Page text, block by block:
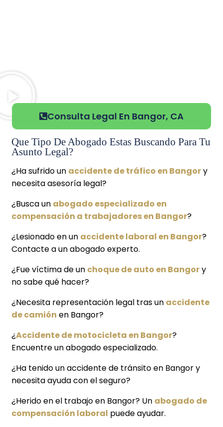
Consulta Legal En Bangor, CA
Que Tipo De Abogado Estas Buscando Para Tu
Asunto Legal?
¿Ha sufrido un accidente de tráfico en Bangory
necesita asesoría legal?
¿Busca un abogado especializado en
compensación a trabajadores en Bangor?
¿Lesionado en un accidente laboral en Bangor?
Contacte a un abogado experto.
¿Fue víctima de un choque de auto en Bangory
no sabe qué hacer?
¿Necesita representación legal tras un accidente
de camión en Bangor?
¿Accidente de motocicleta en Bangor?
Encuentre un abogado especializado.
¿Ha tenido un accidente de tránsito en Bangor y
necesita ayuda con el seguro?
¿Herido en el trabajo en Bangor? Un abogado de
compensación laboral puede ayudar.